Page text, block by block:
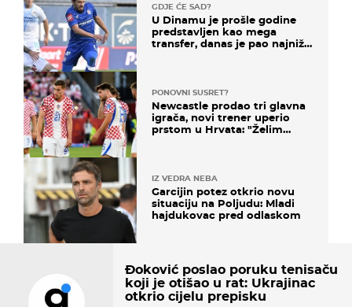
GDJE ĆE SAD?
U Dinamu je prošle godine
predstavljen kao mega
transfer, danas je pao najniže
PONOVNI SUSRET?
Newcastle prodao tri glavna
igrača, novi trener uperio
prstom u Hrvata: "Želim
IZ VEDRA NEBA
Garcijin potez otkrio novu
situaciju na Poljudu: Mladi
hajdukovac pred odlaskom
Đoković poslao poruku tenisaču
koji je otišao u rat: Ukrajinac
otkrio cijelu prepisku